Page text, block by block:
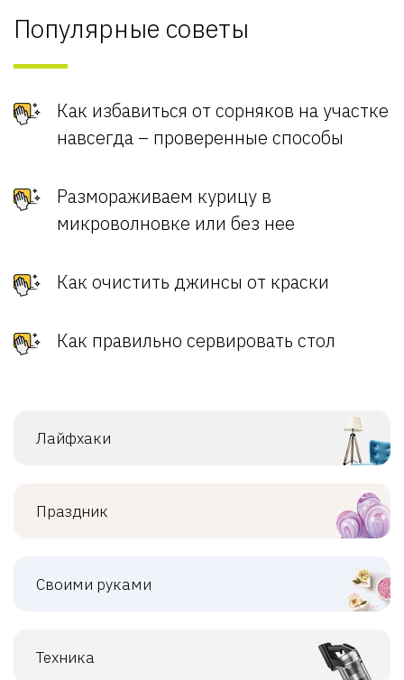
Популярные советы
Как избавиться от сорняков на участке
навсегда – проверенные способы
Размораживаем курицу в
микроволновке или без нее
Как очистить джинсы от краски
Как правильно сервировать стол
Лайфхаки
Праздник
Своими руками
Техника